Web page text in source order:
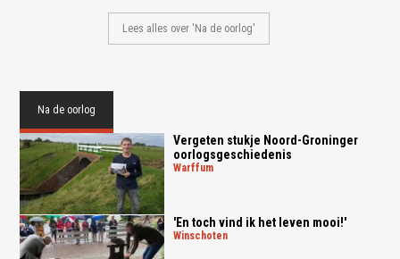
Lees alles over 'Na de oorlog'
Na de oorlog
Vergeten stukje Noord-Groninger
oorlogsgeschiedenis
warffum
'En toch vind ik het leven mooi!'
winschoten